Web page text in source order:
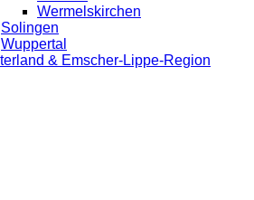
Wermelskirchen
Solingen
Wuppertal
& Emscher-Lippe-Region